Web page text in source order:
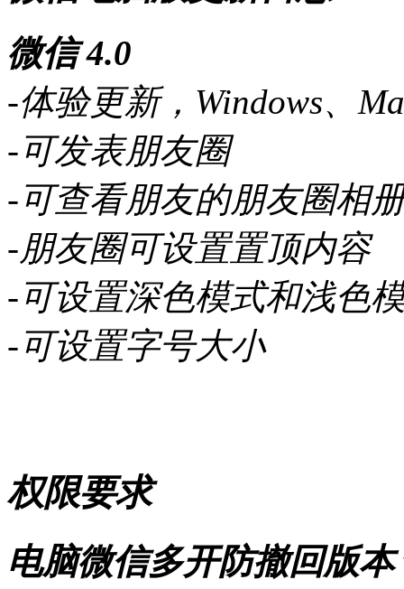
微信 4.0
-体验更新，Windows、
-可发表朋友圈
-可查看朋友的朋友圈相
-朋友圈可设置置顶内容
-可设置深色模式和浅色
-可设置字号大小
权限要求
电脑微信多开防撤回版本